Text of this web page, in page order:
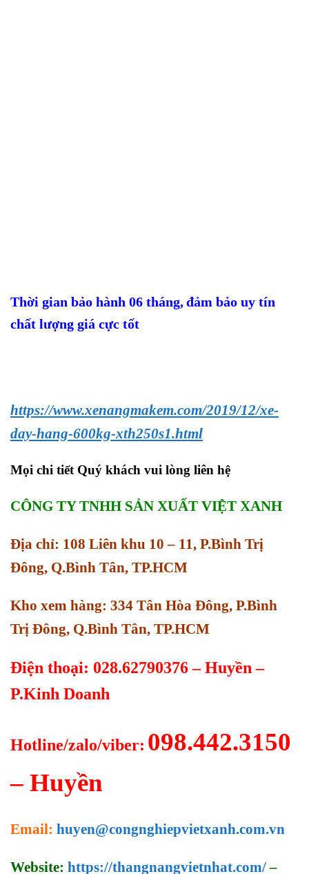
Thời gian bảo hành 06 tháng,đảm bảo uy tín
chất lượng giá cực tốt
https://www.xenangmakem.com/2019/12/xe-
day-hang-600kg-xth250s1.html
Mọi chi tiết Quý khách vui lòng liên hệ
CÔNG TY TNHH SẢN XUẤT VIỆT XANH
Địa chỉ: 108 Liên khu 10 – 11, P.Bình Trị
Đông, Q.Bình Tân, TP.HCM
Kho xem hàng: 334 Tân Hòa Đông, P.Bình
Trị Đông, Q.Bình Tân, TP.HCM
Điện thoại: 028.62790376 – Huyền –
P.Kinh Doanh
Hotline/zalo/viber: 098.442.3150
– Huyền
Email: huyen@congnghiepvietxanh.com.vn
Website: https://thangnangvietnhat.com/–